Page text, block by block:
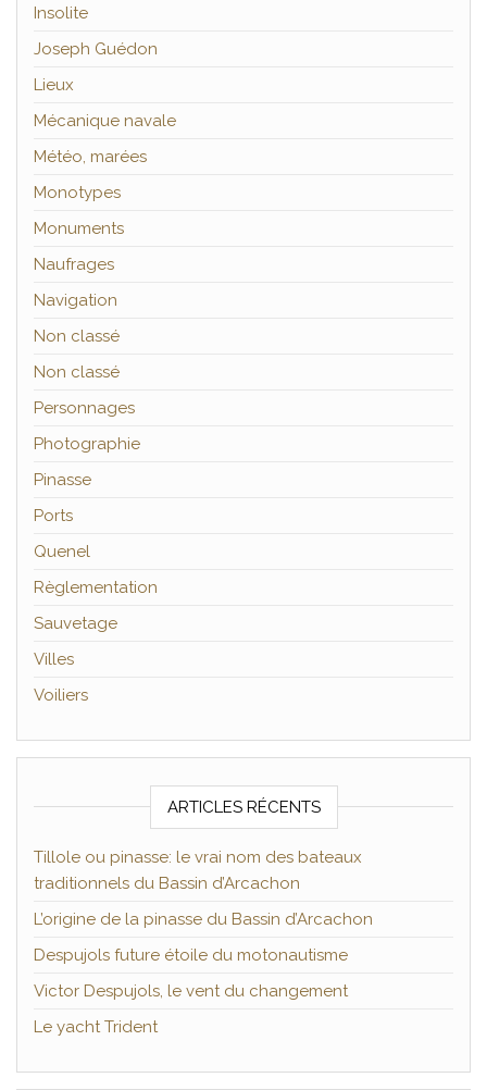
Insolite
Joseph Guédon
Lieux
Mécanique navale
Météo, marées
Monotypes
Monuments
Naufrages
Navigation
Non classé
Non classé
Personnages
Photographie
Pinasse
Ports
Quenel
Règlementation
Sauvetage
Villes
Voiliers
ARTICLES RÉCENTS
Tillole ou pinasse: le vrai nom des bateaux
traditionnels du Bassin d’Arcachon
L’origine de la pinasse du Bassin d’Arcachon
Despujols future étoile du motonautisme
Victor Despujols, le vent du changement
Le yacht Trident